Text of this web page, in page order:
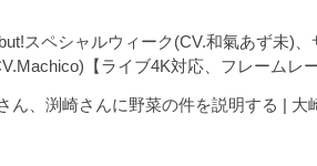
スペシャルウィーク(CV.和氣あず未)
【ライブ4K対応、フレームレ
ん、渕崎さんに野菜の件を説明する | 大